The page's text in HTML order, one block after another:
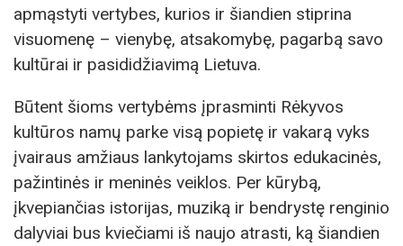
apmąstyti vertybes, kurios ir šiandien stiprina
visuomenę – vienybę, atsakomybę, pagarbą savo
kultūrai ir pasididžiavimą Lietuva.
Būtent šioms vertybėms įprasminti Rėkyvos
kultūros namų parke visą popietę ir vakarą vyks
įvairaus amžiaus lankytojams skirtos edukacinės,
pažintinės ir meninės veiklos. Per kūrybą,
įkvepiančias istorijas, muziką ir bendrystę renginio
dalyviai bus kviečiami iš naujo atrasti, ką šiandien